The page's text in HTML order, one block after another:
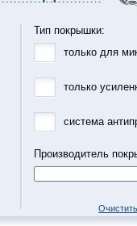
Тип покрышки:
только для
только
система
Производитель